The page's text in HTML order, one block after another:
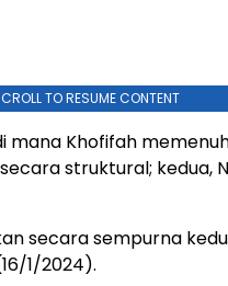
TO RESUME CONTENT
mana Khofifah
struktural; kedua,
secara sempurna
1/2024).